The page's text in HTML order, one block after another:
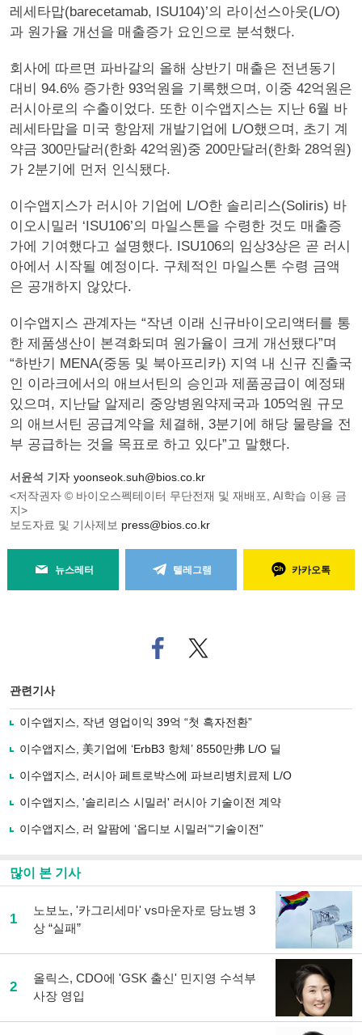
레세타맙(barecetamab, ISU104)’의 라이선스아웃(L/O)
과 원가율 개선을 매출증가 요인으로 분석했다.
회사에 따르면 파바갈의 올해 상반기 매출은 전년동기
대비 94.6% 증가한 93억원을 기록했으며, 이중 42억원은
러시아로의 수출이었다. 또한 이수앱지스는 지난 6월 바
레세타맙을 미국 항암제 개발기업에 L/O했으며, 초기 계
약금 300만달러(한화 42억원)중 200만달러(한화 28억원)
가 2분기에 먼저 인식됐다.
이수앱지스가 러시아 기업에 L/O한 솔리리스(Soliris) 바
이오시밀러 ‘ISU106’의 마일스톤을 수령한 것도 매출증
가에 기여했다고 설명했다. ISU106의 임상3상은 곧 러시
아에서 시작될 예정이다. 구체적인 마일스톤 수령 금액
은 공개하지 않았다.
이수앱지스 관계자는 “작년 이래 신규바이오리액터를 통
한 제품생산이 본격화되며 원가율이 크게 개선됐다”며
“하반기 MENA(중동 및 북아프리카) 지역 내 신규 진출국
인 이라크에서의 애브서틴의 승인과 제품공급이 예정돼
있으며, 지난달 알제리 중앙병원약제국과 105억원 규모
의 애브서틴 공급계약을 체결해, 3분기에 해당 물량을 전
부 공급하는 것을 목표로 하고 있다”고 말했다.
서윤석 기자 yoonseok.suh@bios.co.kr
<저작권자 © 바이오스펙테이터 무단전재 및 재배포, AI학습 이용 금
지>
보도자료 및 기사제보 press@bios.co.kr
뉴스레터 텔레그램 카카오톡
페
이
로
사
유
기
트위
터로
관련기사
이수앱지스, 작년 영업이익 39억 “첫 흑자전환”
이수앱지스, 美기업에 ‘ErbB3 항체’ 8550만弗 L/O 딜
이수앱지스, 러시아 페트로박스에 파브리병치료제 L/O
이수앱지스, '솔리리스 시밀러' 러시아 기술이전 계약
이수앱지스, 러 알팜에 ‘옵디보 시밀러’“기술이전”
많이 본 기사
1
노보노, '카그리세마' vs마운자로 당뇨병 3
상 “실패”
2
올릭스, CDO에 'GSK 출신' 민지영 수석부
사장 영입